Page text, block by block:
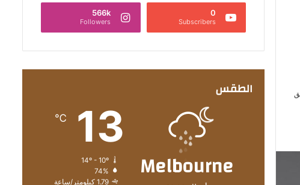
0
Subscribers
566k
Followers
الطقس
Melbourne
13
℃
14º - 10º
74%
1.79 كيلومتر/ساعة